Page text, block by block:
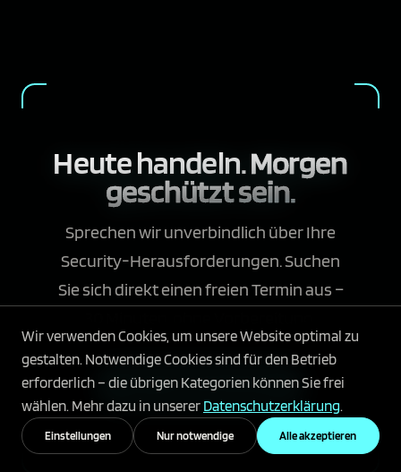
Heute handeln.Morgen
geschützt sein.
Sprechen wir unverbindlich über Ihre
Security-Herausforderungen. Suchen
Sie sich direkt einen freien Termin aus –
Jetzt Erstberatung sichern
Wir verwenden Cookies, um unsere Website optimal zu
gestalten. Notwendige Cookies sind für den Betrieb
erforderlich – die übrigen Kategorien können Sie frei
wählen. Mehr dazu in unserer Datenschutzerklärung.
Einstellungen Nur notwendige Alle akzeptieren